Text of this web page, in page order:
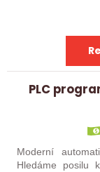
PLC
Moderní
Hledáme posilu